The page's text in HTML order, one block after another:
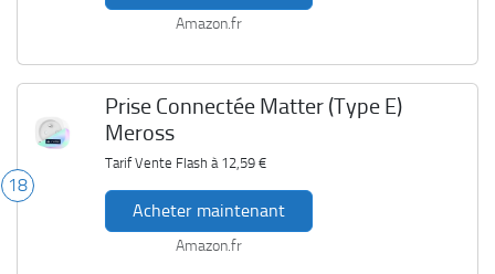
Amazon.fr
18
Prise Connectée Matter (Type E)
Meross
Tarif Vente Flash à 12,59 €
Acheter maintenant
Amazon.fr